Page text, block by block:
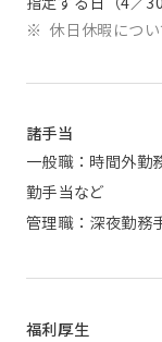
※ 休日休暇につ
諸手当
一般職：時間外勤
勤手当など
管理職：深夜勤務
福利厚生